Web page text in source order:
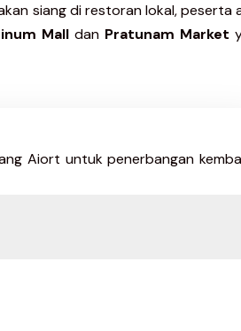
siang di restoran lokal, peserta
Malldan Pratunam Market
Aiort untuk penerbangan